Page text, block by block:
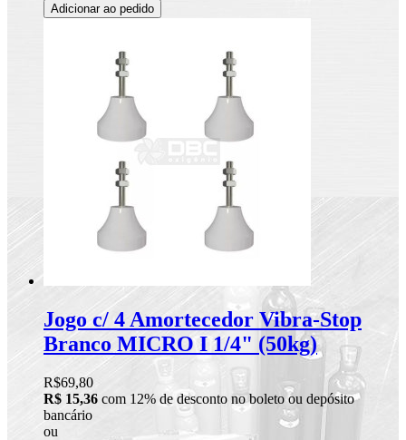
Adicionar ao pedido
Jogo c/ 4 Amortecedor Vibra-Stop
Branco MICRO I 1/4" (50kg)
R$69,80
R$ 15,36 com 12% de desconto no boleto ou depósito
bancário
ou